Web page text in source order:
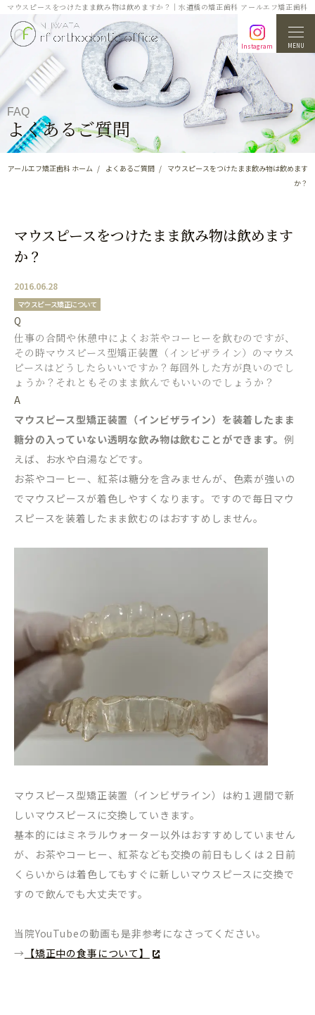
マウスピースをつけたまま飲み物は飲めますか？｜水道橋の矯正歯科 アールエフ矯正歯科
Instagram MENU
FAQ
よくあるご質問
アールエフ矯正歯科 ホーム よくあるご質問
マウスピースをつけたまま飲み物は飲めます
か？
マウスピースをつけたまま飲み物は飲めます
か？
2016.06.28
マウスピース矯正について
Q
仕事の合間や休憩中によくお茶やコーヒーを飲むのですが、
その時マウスピース型矯正装置（インビザライン）のマウス
ピースはどうしたらいいですか？毎回外した方が良いのでし
ょうか？それともそのまま飲んでもいいのでしょうか？
A
マウスピース型矯正装置（インビザライン）を装着したまま
糖分の入っていない透明な飲み物は飲むことができます。 例
えば、お水や白湯などです。
お茶やコーヒー、紅茶は糖分を含みませんが、色素が強いの
でマウスピースが着色しやすくなります。ですので毎日マウ
スピースを装着したまま飲むのはおすすめしません。
マウスピース型矯正装置（インビザライン）は約１週間で新
しいマウスピースに交換していきます。
基本的にはミネラルウォーター以外はおすすめしていません
が、お茶やコーヒー、紅茶なども交換の前日もしくは２日前
くらいからは着色してもすぐに新しいマウスピースに交換で
すので飲んでも大丈夫です。
当院YouTubeの動画も是非参考になさってください。
→ 【矯正中の食事について】